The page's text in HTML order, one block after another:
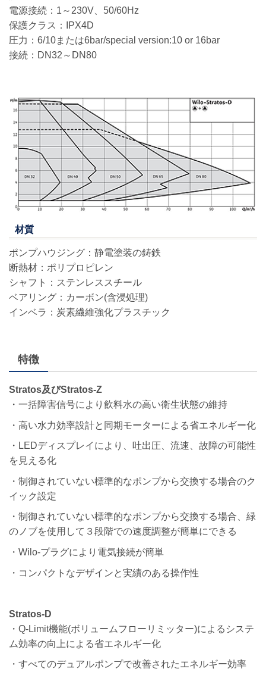
電源接続：1～230V、50/60Hz
保護クラス：IPX4D
圧力：6/10または6bar/special version:10 or 16bar
接続：DN32～DN80
材質
ポンプハウジング：静電塗装の鋳鉄
断熱材：ポリプロピレン
シャフト：ステンレススチール
ベアリング：カーボン(含浸処理)
インベラ：炭素繊維強化プラスチック
特徴
Stratos及びStratos-Z
・一括障害信号により飲料水の高い衛生状態の維持
・高い水力効率設計と同期モーターによる省エネルギー化
・LEDディスプレイにより、吐出圧、流速、故障の可能性
を見える化
・制御されていない標準的なポンプから交換する場合のク
イック設定
・制御されていない標準的なポンプから交換する場合、緑
のノブを使用して３段階での速度調整が簡単にできる
・Wilo-プラグにより電気接続が簡単
・コンパクトなデザインと実績のある操作性
Stratos-D
・Q-Limit機能(ボリュームフローリミッター)によるシステ
ム効率の向上による省エネルギー化
・すべてのデュアルポンプで改善されたエネルギー効率